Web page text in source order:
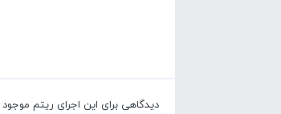
دیدگاهی برای این اجرای ریتم